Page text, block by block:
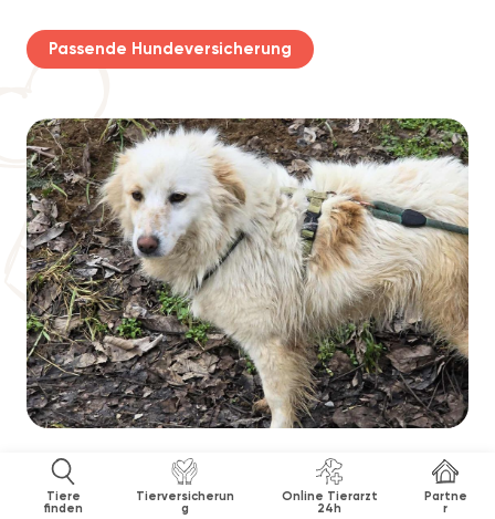
Tiere
finden
Tierversicherun
g
Online Tierarzt
24h
Partne
r
Passende Hundeversicherung